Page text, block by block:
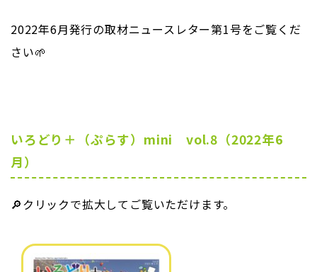
2022年6月発行の取材ニュースレター第1号をご覧くだ
さい🌱
いろどり＋（ぷらす）mini vol.8（2022年6
月）
🔎クリックで拡大してご覧いただけます。